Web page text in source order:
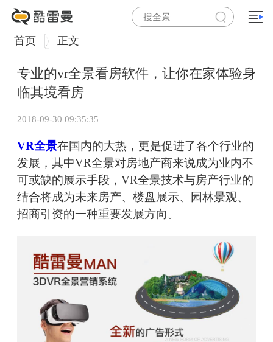
首页 正文
专业的vr全景看房软件，让你在家体验身
临其境看房
2018-09-30 09:35:35
VR全景在国内的大热，更是促进了各个行业的
发展，其中VR全景对房地产商来说成为业内不
可或缺的展示手段，VR全景技术与房产行业的
结合将成为未来房产、楼盘展示、园林景观、
招商引资的一种重要发展方向。